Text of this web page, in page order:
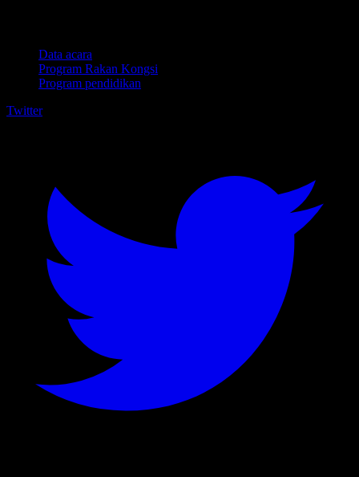
Data acara
Program Rakan Kongsi
Program pendidikan
Twitter